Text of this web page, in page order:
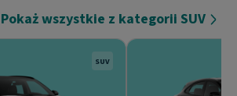
Pokaż wszystkie z kategorii SUV
SUV